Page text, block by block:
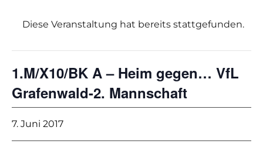
Diese Veranstaltung hat bereits stattgefunden.
1.M/X10/BK A – Heim gegen… VfL
Grafenwald-2. Mannschaft
7. Juni 2017